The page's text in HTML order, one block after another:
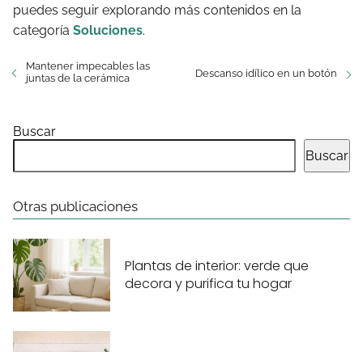
puedes seguir explorando más contenidos en la
categoría Soluciones.
Mantener impecables las
juntas de la cerámica
Descanso idílico en un botón
Buscar
Buscar
Otras publicaciones
Plantas de interior: verde que
decora y purifica tu hogar